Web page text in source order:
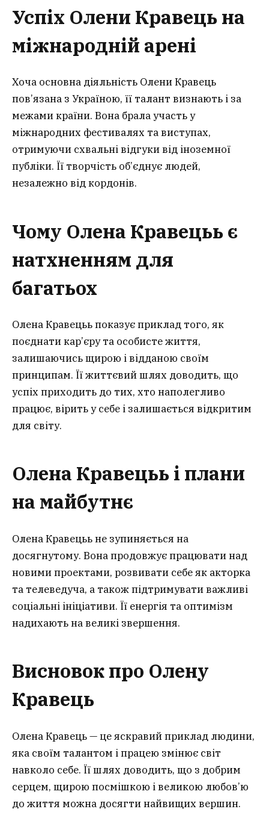
Успіх Олени Кравець на
міжнародній арені
Хоча основна діяльність Олени Кравець
пов’язана з Україною, її талант визнають і за
межами країни. Вона брала участь у
міжнародних фестивалях та виступах,
отримуючи схвальні відгуки від іноземної
публіки. Її творчість об’єднує людей,
незалежно від кордонів.
Чому Олена Кравецьь є
натхненням для
багатьох
Олена Кравецьь показує приклад того, як
поєднати кар’єру та особисте життя,
залишаючись щирою і відданою своїм
принципам. Її життєвий шлях доводить, що
успіх приходить до тих, хто наполегливо
працює, вірить у себе і залишається відкритим
для світу.
Олена Кравецьь і плани
на майбутнє
Олена Кравецьь не зупиняється на
досягнутому. Вона продовжує працювати над
новими проектами, розвивати себе як акторка
та телеведуча, а також підтримувати важливі
соціальні ініціативи. Її енергія та оптимізм
надихають на великі звершення.
Висновок про Олену
Кравець
Олена Кравець — це яскравий приклад людини,
яка своїм талантом і працею змінює світ
навколо себе. Її шлях доводить, що з добрим
серцем, щирою посмішкою і великою любов’ю
до життя можна досягти найвищих вершин.